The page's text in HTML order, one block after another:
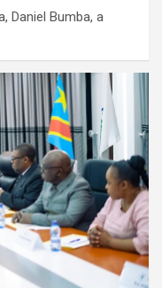
Daniel Bumba, a